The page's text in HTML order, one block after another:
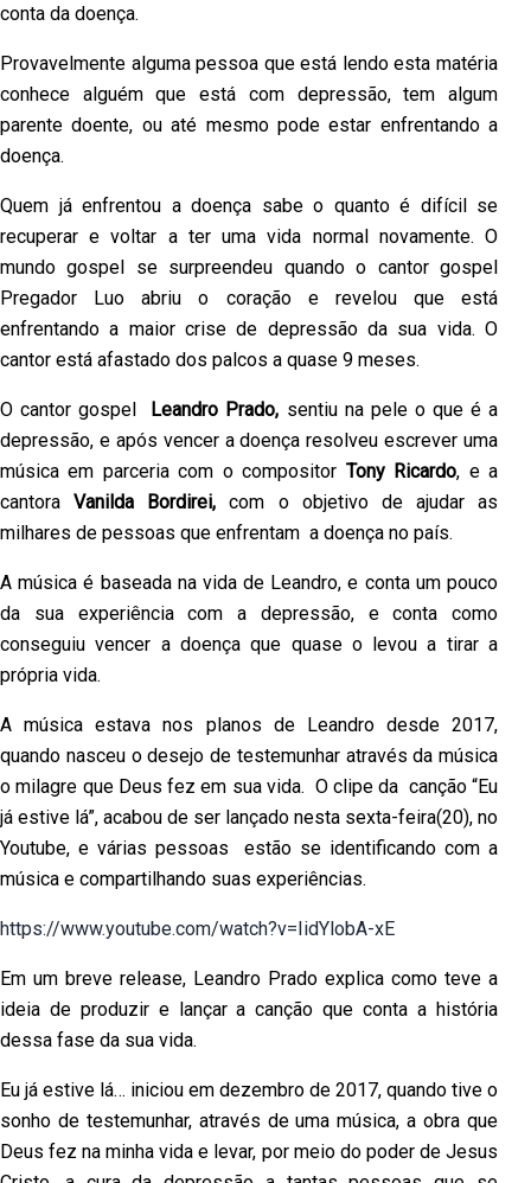
conta da doença.
Provavelmente alguma pessoa que está lendo esta matéria
conhece alguém que está com depressão, tem algum
parente doente, ou até mesmo pode estar enfrentando a
doença.
Quem já enfrentou a doença sabe o quanto é difícil se
recuperar e voltar a ter uma vida normal novamente. O
mundo gospel se surpreendeu quando o cantor gospel
Pregador Luo abriu o coração e revelou que está
enfrentando a maior crise de depressão da sua vida. O
cantor está afastado dos palcos a quase 9 meses.
O cantor gospel Leandro Prado, sentiu na pele o que é a
depressão, e após vencer a doença resolveu escrever uma
música em parceria com o compositor Tony Ricardo, e a
cantora Vanilda Bordirei,com o objetivo de ajudar as
milhares de pessoas que enfrentam a doença no país.
A música é baseada na vida de Leandro, e conta um pouco
da sua experiência com a depressão, e conta como
conseguiu vencer a doença que quase o levou a tirar a
própria vida.
A música estava nos planos de Leandro desde 2017,
quando nasceu o desejo de testemunhar através da música
o milagre que Deus fez em sua vida. O clipe da canção “Eu
já estive lá”, acabou de ser lançado nesta sexta-feira(20), no
Youtube, e várias pessoas estão se identificando com a
música e compartilhando suas experiências.
https://www.youtube.com/watch?v=IidYlobA-xE
Em um breve release, Leandro Prado explica como teve a
ideia de produzir e lançar a canção que conta a história
dessa fase da sua vida.
Eu já estive lá… iniciou em dezembro de 2017, quando tive o
sonho de testemunhar, através de uma música, a obra que
Deus fez na minha vida e levar, por meio do poder de Jesus